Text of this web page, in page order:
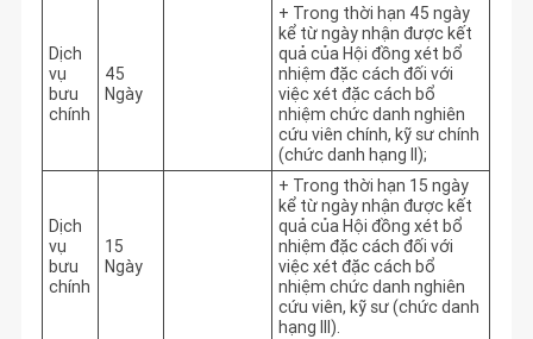
Dịch
vụ
bưu
chính
45
Ngày
+ Trong thời hạn 45 ngày
kể từ ngày nhận được kết
quả của Hội đồng xét bổ
nhiệm đặc cách đối với
việc xét đặc cách bổ
nhiệm chức danh nghiên
cứu viên chính, kỹ sư chính
(chức danh hạng II);
Dịch
vụ
bưu
chính
15
Ngày
+ Trong thời hạn 15 ngày
kể từ ngày nhận được kết
quả của Hội đồng xét bổ
nhiệm đặc cách đối với
việc xét đặc cách bổ
nhiệm chức danh nghiên
cứu viên, kỹ sư (chức danh
hạng III).